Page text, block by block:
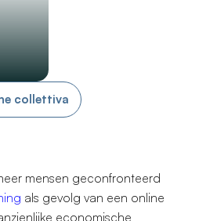
collettiva
mensen geconfronteerd
als gevolg van een online
economische